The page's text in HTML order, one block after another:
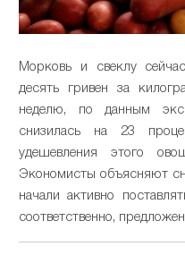
Морковь и свеклу
десять гривен за
неделю, по данным
снизилась на 23
удешевления этого
Экономисты объясняют
начали активно
соответственно,